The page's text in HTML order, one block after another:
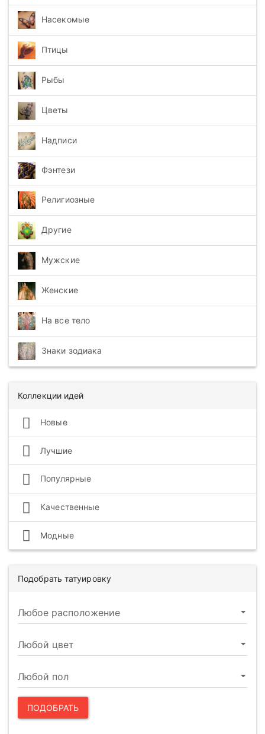
Насекомые
Птицы
Рыбы
Цветы
Надписи
Фэнтези
Религиозные
Другие
Мужские
Женские
На все тело
Знаки зодиака
Коллекции идей
Новые
Лучшие
Популярные
Качественные
Модные
Подобрать татуировку
ПОДОБРАТЬ